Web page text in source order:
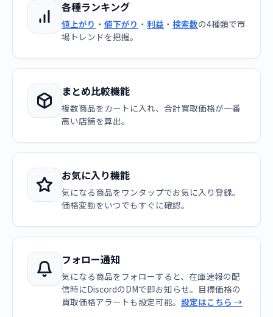
各種ランキング
値上がり ・ 値下がり ・ 利益 ・ 検索数の4種類で市
場トレンドを把握。
まとめ比較機能
複数商品をカートに入れ、合計買取価格が一番
高い店舗を算出。
お気に入り機能
気になる商品をワンタップでお気に入り登録。
価格変動をいつでもすぐに確認。
フォロー通知
気になる商品をフォローすると、在庫速報の配
信時にDiscordのDMで即お知らせ。目標価格の
買取価格アラートも設定可能。 設定はこちら →